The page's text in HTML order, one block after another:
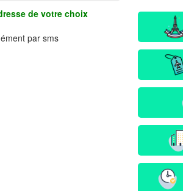
de votre choix
par sms